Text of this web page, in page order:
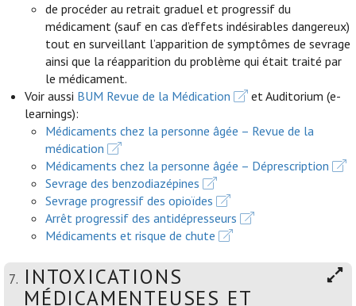
de procéder au retrait graduel et progressif du
médicament (sauf en cas d’effets indésirables dangereux)
tout en surveillant l’apparition de symptômes de sevrage
ainsi que la réapparition du problème qui était traité par
le médicament.
Voir aussi BUM Revue de la Médication
et Auditorium (e-
learnings):
Médicaments chez la personne âgée – Revue de la
médication
Médicaments chez la personne âgée – Déprescription
Sevrage des benzodiazépines
Sevrage progressif des opioïdes
Arrêt progressif des antidépresseurs
Médicaments et risque de chute
7. INTOXICATIONS
MÉDICAMENTEUSES ET